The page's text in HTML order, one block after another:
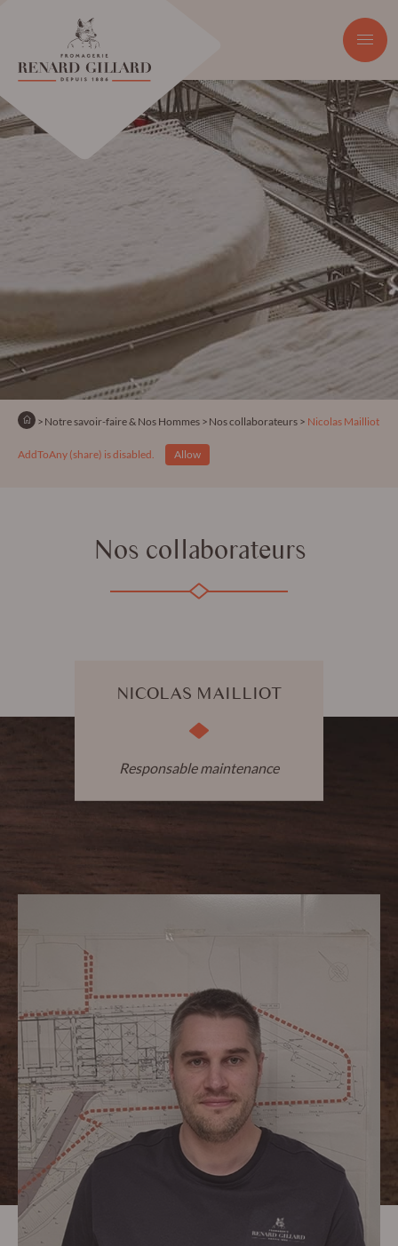
Accueil
Notre savoir-faire & Nos Hommes Nos collaborateurs En cours :
Nicolas Mailliot
AddToAny (share) is disabled. Allow
Nos collaborateurs
NICOLAS MAILLIOT
Responsable maintenance